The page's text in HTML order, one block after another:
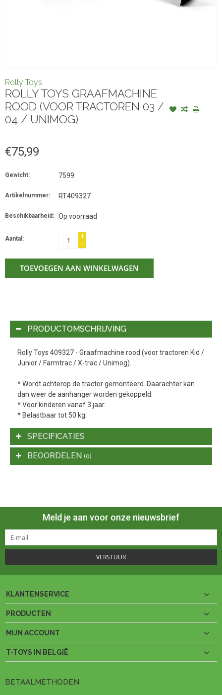
Rolly Toys
ROLLY TOYS GRAAFMACHINE
ROOD (VOOR TRACTOREN 03 /
04 / UNIMOG)
€75,99
Gewicht: 7599
Artikelnummer: RT409327
Beschikbaarheid: Op voorraad
Aantal:
+
-
TOEVOEGEN AAN WINKELWAGEN
PRODUCTOMSCHRIJVING
Rolly Toys 409327 - Graafmachine rood (voor tractoren Kid /
Junior / Farmtrac / X-trac / Unimog).
* Wordt achterop de tractor gemonteerd. Daarachter kan
dan weer de aanhanger worden gekoppeld.
* Voor kinderen vanaf 3 jaar.
* Belastbaar tot 50 kg.
SPECIFICATIES
BEOORDELEN (0)
Meld je aan voor onze nieuwsbrief
VERSTUUR
KLANTENSERVICE
PRODUCTEN
MIJN ACCOUNT
T-TOYS IN BELGIË
BETAALMETHODEN